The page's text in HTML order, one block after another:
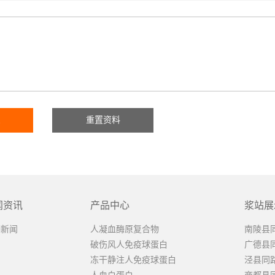
资讯
闻
产品中心
人凝血酶原复合物
破伤风人免疫球蛋白
冻干静注人免疫球蛋白
浆站
南陵县
广德县
泾县同